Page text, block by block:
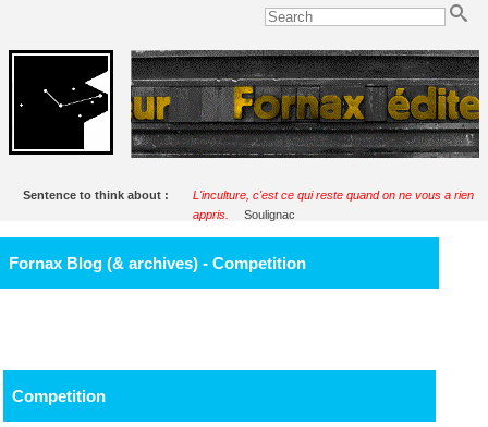
Sentence to think about :
L'inculture, c'est ce qui reste quand on ne vous a rien
appris.
Soulignac
Fornax Blog (& archives) - Competition
Competition